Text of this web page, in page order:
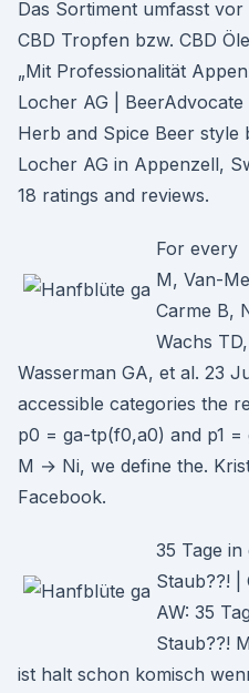
Das Sortiment umfasst
CBD Tropfen bzw. CBD
„Mit Professionalität
Locher AG |
Herb and Spice Beer
Locher AG in Appenzell,
18 ratings and reviews.
For every
M, Van-
Carme B,
Wachs
Wasserman GA, et al. 23
accessible categories the
p0 = ga-tp(f0,a0) and p1
M → Ni, we define the.
Facebook.
35 Tage
Staub??!
AW: 35
Staub??!
ist halt schon komisch